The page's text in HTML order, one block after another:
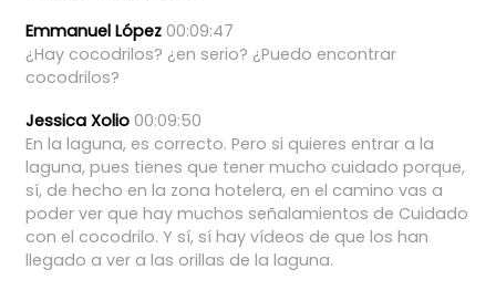
Emmanuel López 00:09:47
¿Hay cocodrilos? ¿en serio? ¿Puedo encontrar
cocodrilos?
Jessica Xolio 00:09:50
En la laguna, es correcto. Pero si quieres entrar a la
laguna, pues tienes que tener mucho cuidado porque,
sí, de hecho en la zona hotelera, en el camino vas a
poder ver que hay muchos señalamientos de Cuidado
con el cocodrilo. Y sí, sí hay vídeos de que los han
llegado a ver a las orillas de la laguna.